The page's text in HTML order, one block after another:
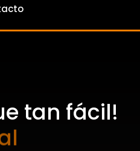
tan fácil!